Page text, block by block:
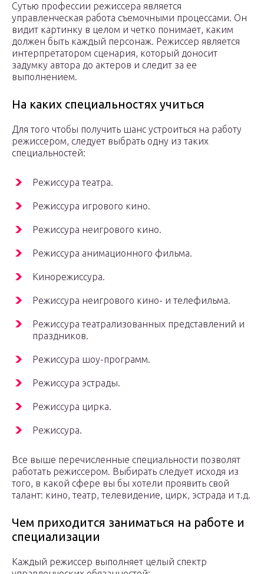
Сутью профессии режиссера является
управленческая работа съемочными процессами. Он
видит картинку в целом и четко понимает, каким
должен быть каждый персонаж. Режиссер является
интерпретатором сценария, который доносит
задумку автора до актеров и следит за ее
выполнением.
На каких специальностях учиться
Для того чтобы получить шанс устроиться на работу
режиссером, следует выбрать одну из таких
специальностей:
Режиссура театра.
Режиссура игрового кино.
Режиссура неигрового кино.
Режиссура анимационного фильма.
Кинорежиссура.
Режиссура неигрового кино- и телефильма.
Режиссура театрализованных представлений и
праздников.
Режиссура шоу-программ.
Режиссура эстрады.
Режиссура цирка.
Режиссура.
Все выше перечисленные специальности позволят
работать режиссером. Выбирать следует исходя из
того, в какой сфере вы бы хотели проявить свой
талант: кино, театр, телевидение, цирк, эстрада и т.д.
Чем приходится заниматься на работе и
специализации
Каждый режиссер выполняет целый спектр